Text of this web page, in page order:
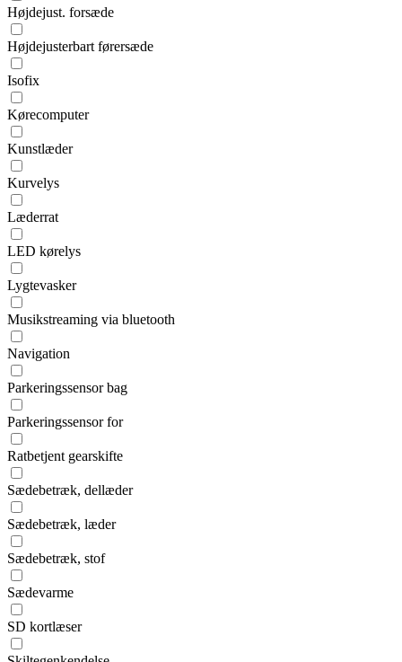
Højdejust. forsæde
Højdejusterbart førersæde
Isofix
Kørecomputer
Kunstlæder
Kurvelys
Læderrat
LED kørelys
Lygtevasker
Musikstreaming via bluetooth
Navigation
Parkeringssensor bag
Parkeringssensor for
Ratbetjent gearskifte
Sædebetræk, dellæder
Sædebetræk, læder
Sædebetræk, stof
Sædevarme
SD kortlæser